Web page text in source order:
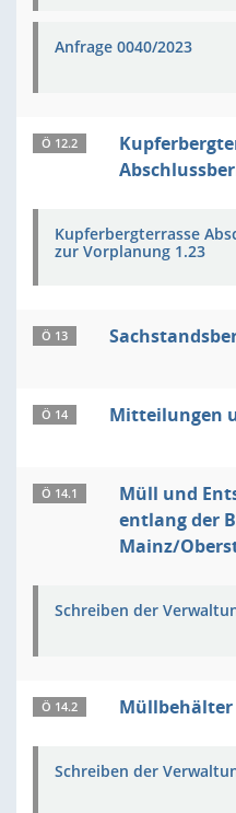
Anfrage 0040/2023
Ö 12.2
Kupferbergterrasse
zur Vorplanung 1.23
Ö 13
Ö 14 Mitteilungen
Ö 14.1
Müll und
entlang der
Mainz/
Schreiben der
Ö 14.2
Schreiben der